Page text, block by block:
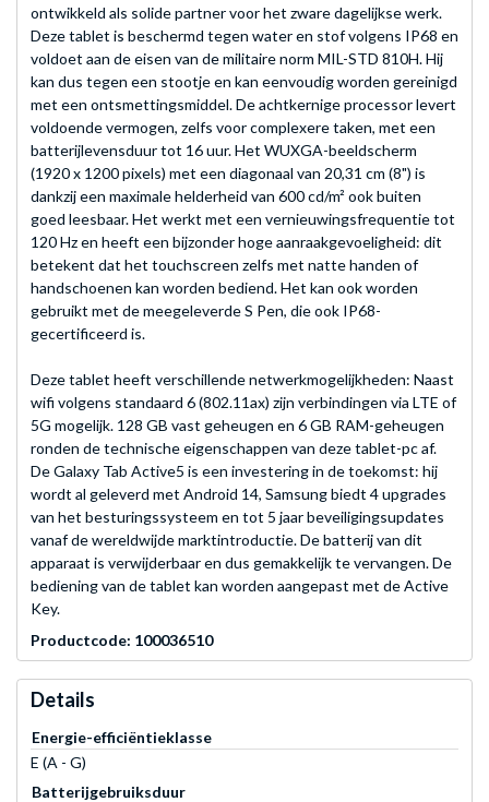
ontwikkeld als solide partner voor het zware dagelijkse werk.
Deze tablet is beschermd tegen water en stof volgens IP68 en
voldoet aan de eisen van de militaire norm MIL-STD 810H. Hij
kan dus tegen een stootje en kan eenvoudig worden gereinigd
met een ontsmettingsmiddel. De achtkernige processor levert
voldoende vermogen, zelfs voor complexere taken, met een
batterijlevensduur tot 16 uur. Het WUXGA-beeldscherm
(1920 x 1200 pixels) met een diagonaal van 20,31 cm (8") is
dankzij een maximale helderheid van 600 cd/m² ook buiten
goed leesbaar. Het werkt met een vernieuwingsfrequentie tot
120 Hz en heeft een bijzonder hoge aanraakgevoeligheid: dit
betekent dat het touchscreen zelfs met natte handen of
handschoenen kan worden bediend. Het kan ook worden
gebruikt met de meegeleverde S Pen, die ook IP68-
gecertificeerd is.
Deze tablet heeft verschillende netwerkmogelijkheden: Naast
wifi volgens standaard 6 (802.11ax) zijn verbindingen via LTE of
5G mogelijk. 128 GB vast geheugen en 6 GB RAM-geheugen
ronden de technische eigenschappen van deze tablet-pc af.
De Galaxy Tab Active5 is een investering in de toekomst: hij
wordt al geleverd met Android 14, Samsung biedt 4 upgrades
van het besturingssysteem en tot 5 jaar beveiligingsupdates
vanaf de wereldwijde marktintroductie. De batterij van dit
apparaat is verwijderbaar en dus gemakkelijk te vervangen. De
bediening van de tablet kan worden aangepast met de Active
Key.
Productcode: 100036510
Details
Energie-efficiëntieklasse
E (A - G)
Batterijgebruiksduur